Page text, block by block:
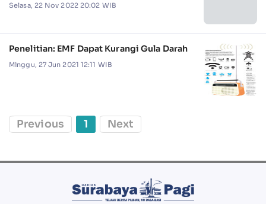
Selasa, 22 Nov 2022 20:02 WIB
Penelitian: EMF Dapat Kurangi Gula Darah
Minggu, 27 Jun 2021 12:11 WIB
Previous 1 Next